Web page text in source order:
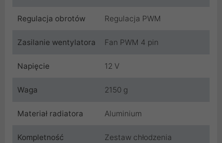
Regulacja obrotów Regulacja PWM
Zasilanie wentylatora Fan PWM 4 pin
Napięcie 12 V
Waga 2150 g
Materiał radiatora Aluminium
Kompletność
Zestaw chłodzenia